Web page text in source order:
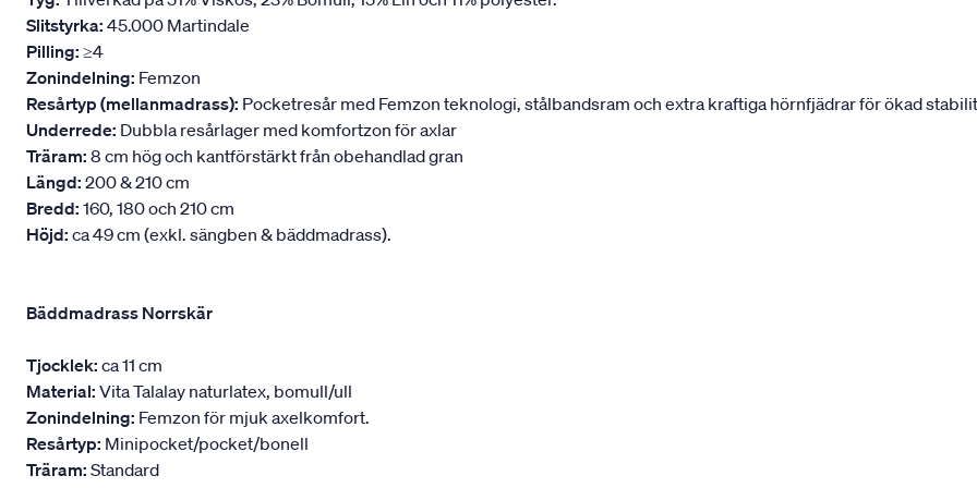
Slitstyrka: 45.000 Martindale
Pilling: ≥4
Zonindelning: Femzon
Resårtyp (mellanmadrass): Pocketresår med Femzon teknologi, stålbandsram och extra kraftiga hörnfjädrar för ökad
Underrede: Dubbla resårlager med komfortzon för axlar
Träram: 8 cm hög och kantförstärkt från obehandlad gran
Längd: 200 & 210 cm
Bredd: 160, 180 och 210 cm
Höjd: ca 49 cm (exkl. sängben & bäddmadrass).
Bäddmadrass Norrskär
Tjocklek: ca 11 cm
Material: Vita Talalay naturlatex, bomull/ull
Zonindelning: Femzon för mjuk axelkomfort.
Resårtyp: Minipocket/pocket/bonell
Träram: Standard